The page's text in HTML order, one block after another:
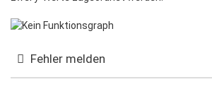
Fehler melden